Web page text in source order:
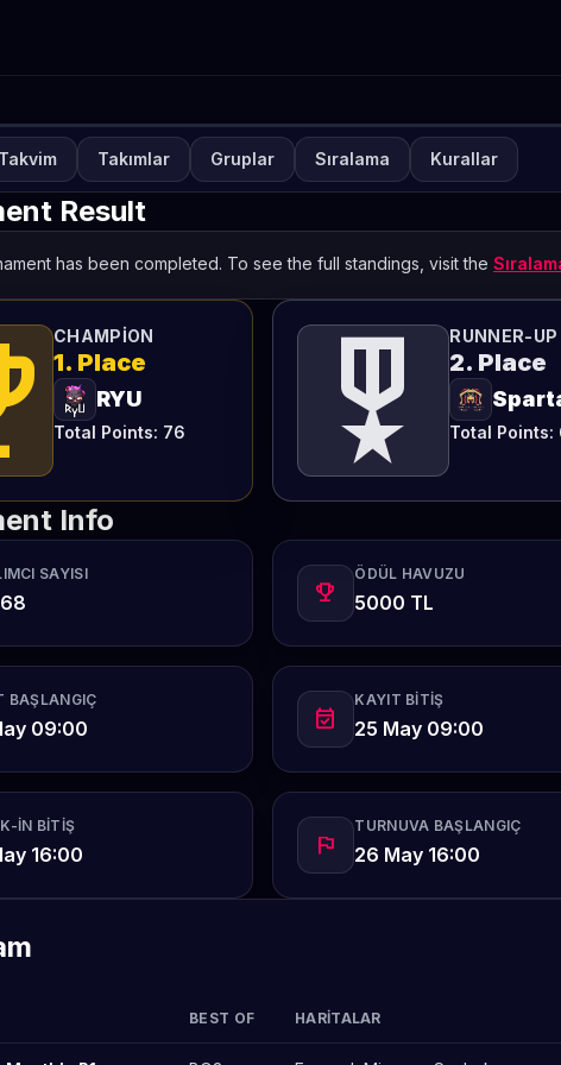
KAPALI
Games Always-ON
1
TETO
Takvim Takımlar Gruplar Sıralama Kurallar
Result
has been completed. To see the full standings, visit the
CHAMPION
1. Place
RYU
Total Points: 76 military_techRUNNER-UP
2. Place
Total Points:
Info
SAYISI
emoji_events
ÖDÜL HAVUZU
5000 TL
BAŞLANGIÇ
09:00 event_available
KAYIT BITIŞ
25 May 09:00
IN BITIŞ
16:00 flag
TURNUVA BAŞLANGIÇ
26 May 16:00
BEST OF HARITALAR